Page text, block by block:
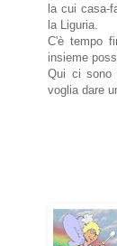
la cui casa-
la Liguria.
C'è tempo
insieme
Qui ci sono
voglia dare